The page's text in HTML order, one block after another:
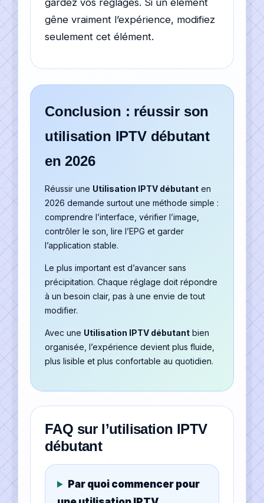
gardez vos réglages. Si un élément
gêne vraiment l’expérience, modifiez
seulement cet élément.
Conclusion : réussir son
utilisation IPTV débutant
en 2026
Réussir une Utilisation IPTV débutant en
2026 demande surtout une méthode simple :
comprendre l’interface, vérifier l’image,
contrôler le son, lire l’EPG et garder
l’application stable.
Le plus important est d’avancer sans
précipitation. Chaque réglage doit répondre
à un besoin clair, pas à une envie de tout
modifier.
Avec une Utilisation IPTV débutant bien
organisée, l’expérience devient plus fluide,
plus lisible et plus confortable au quotidien.
FAQ sur l’utilisation IPTV
débutant
Par quoi commencer pour